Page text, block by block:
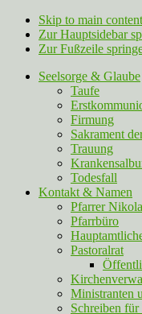
Skip to main content
Zur Hauptsidebar
Zur Fußzeile
Seelsorge & Glaube
Taufe
Firmung
Sakrament
Trauung
Todesfall
Kontakt & Namen
Pfarrer
Pfarrbüro
Pastoralrat
Ministranten
Schreiben